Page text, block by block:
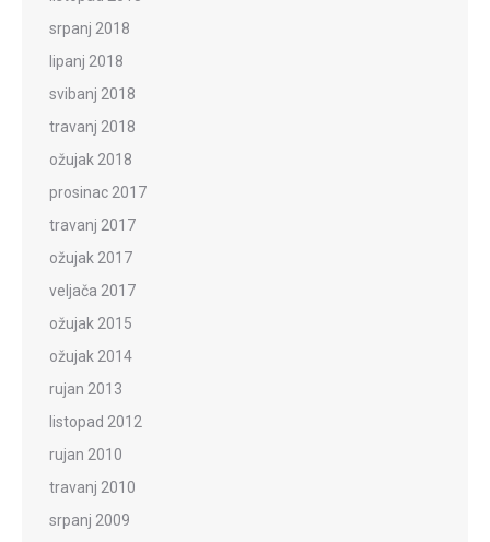
srpanj 2018
lipanj 2018
svibanj 2018
travanj 2018
ožujak 2018
prosinac 2017
travanj 2017
ožujak 2017
veljača 2017
ožujak 2015
ožujak 2014
rujan 2013
listopad 2012
rujan 2010
travanj 2010
srpanj 2009